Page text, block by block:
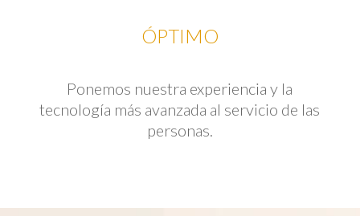
ÓPTIMO
Ponemos nuestra experiencia y la
tecnología más avanzada al servicio de las
personas.